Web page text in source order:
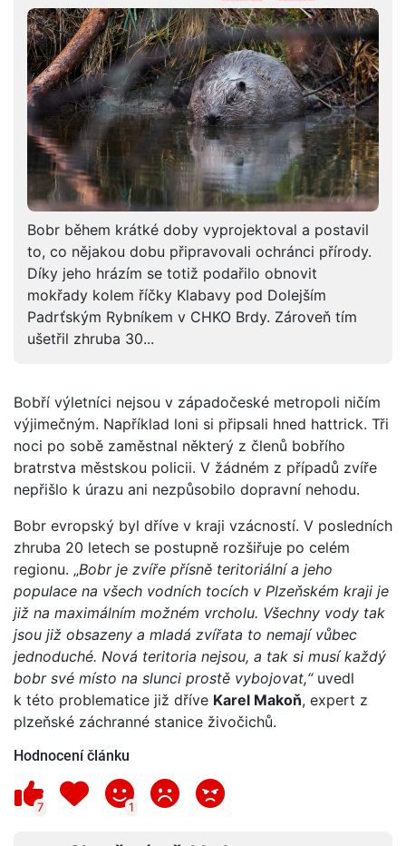
Bobr během krátké doby vyprojektoval a postavil
to, co nějakou dobu připravovali ochránci přírody.
Díky jeho hrázím se totiž podařilo obnovit
mokřady kolem říčky Klabavy pod Dolejším
Padrťským Rybníkem v CHKO Brdy. Zároveň tím
ušetřil zhruba 30...
Bobří výletníci nejsou v západočeské metropoli ničím
výjimečným. Například loni si připsali hned hattrick. Tři
noci po sobě zaměstnal některý z členů bobřího
bratrstva městskou policii. V žádném z případů zvíře
nepřišlo k úrazu ani nezpůsobilo dopravní nehodu.
Bobr evropský byl dříve v kraji vzácností. V posledních
zhruba 20 letech se postupně rozšiřuje po celém
regionu. „Bobr je zvíře přísně teritoriální a jeho
populace na všech vodních tocích v Plzeňském kraji je
již na maximálním možném vrcholu. Všechny vody tak
jsou již obsazeny a mladá zvířata to nemají vůbec
jednoduché. Nová teritoria nejsou, a tak si musí každý
bobr své místo na slunci prostě vybojovat,“ uvedl
k této problematice již dříve Karel Makoň, expert z
plzeňské záchranné stanice živočichů.
Hodnocení článku
7 1